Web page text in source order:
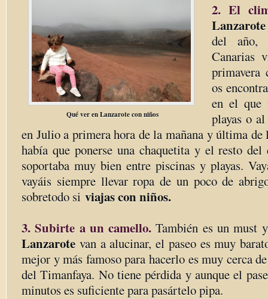
Qué ver en Lanzarote con niños
2. El
Lanzarote
del año,
Canarias
primavera
os
en el que
playas o
en Julio a primera hora de la mañana y última de
había que ponerse una chaquetita y el resto del
soportaba muy bien entre piscinas y playas.
vayáis siempre llevar ropa de un poco de
sobretodo si viajas con niños.
3. Subirte a un camello.También es un must
Lanzarote van a alucinar, el paseo es muy
mejor y más famoso para hacerlo es muy cerca
del Timanfaya. No tiene pérdida y aunque el
minutos es suficiente para pasártelo pipa.